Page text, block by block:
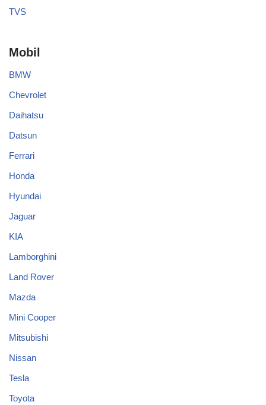
TVS
Mobil
BMW
Chevrolet
Daihatsu
Datsun
Ferrari
Honda
Hyundai
Jaguar
KIA
Lamborghini
Land Rover
Mazda
Mini Cooper
Mitsubishi
Nissan
Tesla
Toyota